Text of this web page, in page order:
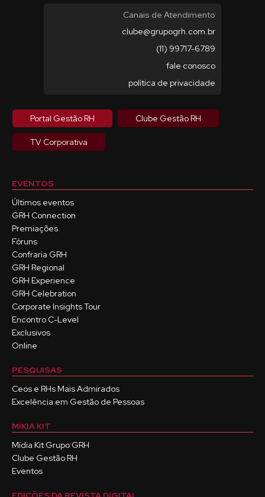
Canais de Atendimento
clube@grupogrh.com.br
(11) 99717-6789
fale conosco
política de privacidade
Portal Gestão RH Clube Gestão RH
TV Corporativa
EVENTOS
Últimos eventos
GRH Connection
Premiações
Fóruns
Confraria GRH
GRH Regional
GRH Experience
GRH Celebration
Corporate Insights Tour
Encontro C-Level
Exclusivos
Online
PESQUISAS
Ceos e RHs Mais Admirados
Excelência em Gestão de Pessoas
MÍKIA KIT
Mídia Kit Grupo GRH
Clube Gestão RH
Eventos